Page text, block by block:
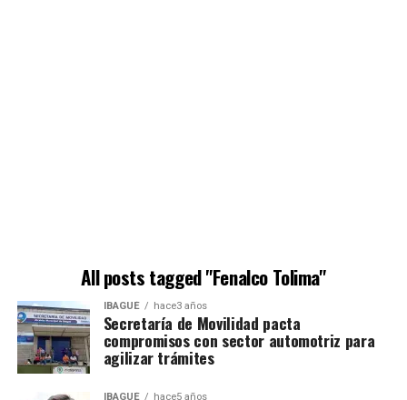
All posts tagged "Fenalco Tolima"
IBAGUÉ hace3 años
Secretaría de Movilidad pacta
compromisos con sector automotriz para
agilizar trámites
IBAGUÉ hace5 años